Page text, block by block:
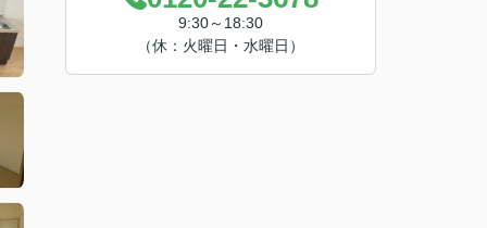
9:30～18:30
（休：火曜日・水曜日）